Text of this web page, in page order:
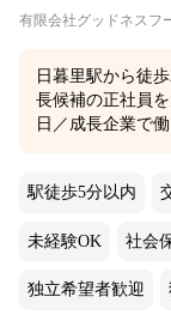
有限会社グッドネスフ
日暮里駅から徒
長候補の正社員
日／成長企業で
駅徒歩5分以内
未経験OK 社会
独立希望者歓迎